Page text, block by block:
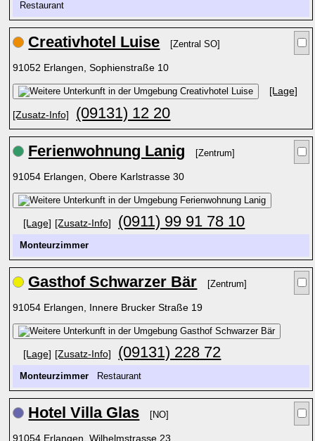
Restaurant
Creativhotel Luise [Zentral SO]
91052 Erlangen, Sophienstraße 10
[Lage]
[Zusatz-Info] (09131) 12 20
Ferienwohnung Lanig [Zentrum]
91054 Erlangen, Obere Karlstrasse 30
[Lage] [Zusatz-Info] (0911) 99 91 78 10
Monteurzimmer
Gasthof Schwarzer Bär [Zentrum]
91054 Erlangen, Innere Brucker Straße 19
[Lage] [Zusatz-Info] (09131) 228 72
Monteurzimmer Restaurant
Hotel Villa Glas [NO]
91054 Erlangen, Wilhelmstrasse 23